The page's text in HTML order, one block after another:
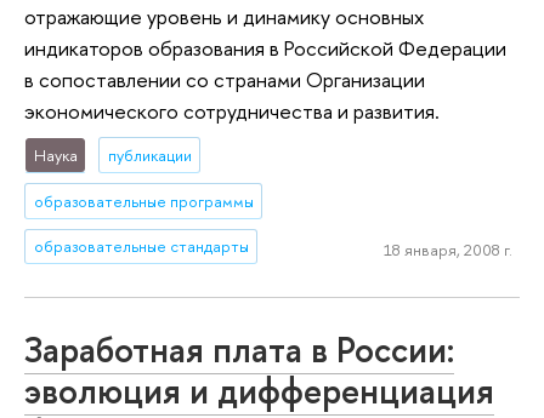
отражающие уровень и динамику основных
индикаторов образования в Российской Федерации
в сопоставлении со странами Организации
экономического сотрудничества и развития.
Наука публикации
образовательные программы
образовательные стандарты 18 января, 2008 г.
Заработная плата в России:
эволюция и дифференциация